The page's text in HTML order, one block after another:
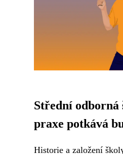
Střední
praxe potkává
Historie a založení